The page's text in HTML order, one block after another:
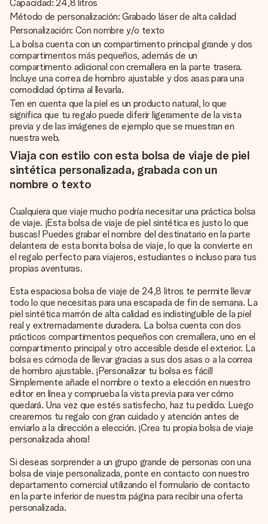
Capacidad: 24,8 litros
Método de personalización: Grabado láser de alta calidad
Personalización: Con nombre y/o texto
La bolsa cuenta con un compartimento principal grande y dos
compartimentos más pequeños, además de un
compartimento adicional con cremallera en la parte trasera.
Incluye una correa de hombro ajustable y dos asas para una
comodidad óptima al llevarla.
Ten en cuenta que la piel es un producto natural, lo que
significa que tu regalo puede diferir ligeramente de la vista
previa y de las imágenes de ejemplo que se muestran en
nuestra web.
Viaja con estilo con esta bolsa de viaje de piel
sintética personalizada, grabada con un
nombre o texto
Cualquiera que viaje mucho podría necesitar una práctica bolsa
de viaje. ¡Esta bolsa de viaje de piel sintética es justo lo que
buscas! Puedes grabar el nombre del destinatario en la parte
delantera de esta bonita bolsa de viaje, lo que la convierte en
el regalo perfecto para viajeros, estudiantes o incluso para tus
propias aventuras.
Esta espaciosa bolsa de viaje de 24,8 litros te permite llevar
todo lo que necesitas para una escapada de fin de semana. La
piel sintética marrón de alta calidad es indistinguible de la piel
real y extremadamente duradera. La bolsa cuenta con dos
prácticos compartimentos pequeños con cremallera, uno en el
compartimento principal y otro accesible desde el exterior. La
bolsa es cómoda de llevar gracias a sus dos asas o a la correa
de hombro ajustable. ¡Personalizar tu bolsa es fácil!
Simplemente añade el nombre o texto a elección en nuestro
editor en línea y comprueba la vista previa para ver cómo
quedará. Una vez que estés satisfecho, haz tu pedido. Luego
crearemos tu regalo con gran cuidado y atención antes de
enviarlo a la dirección a elección. ¡Crea tu propia bolsa de viaje
personalizada ahora!
Si deseas sorprender a un grupo grande de personas con una
bolsa de viaje personalizada, ponte en contacto con nuestro
departamento comercial utilizando el formulario de contacto
en la parte inferior de nuestra página para recibir una oferta
personalizada.